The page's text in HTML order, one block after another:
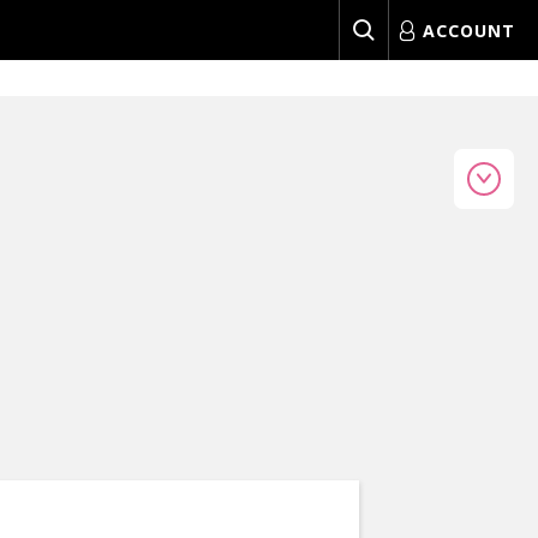
ACCOUNT